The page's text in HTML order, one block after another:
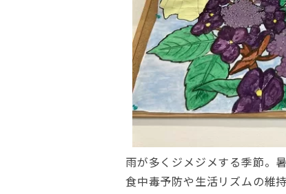
雨が多くジメジメする季節。
食中毒予防や生活リズムの維